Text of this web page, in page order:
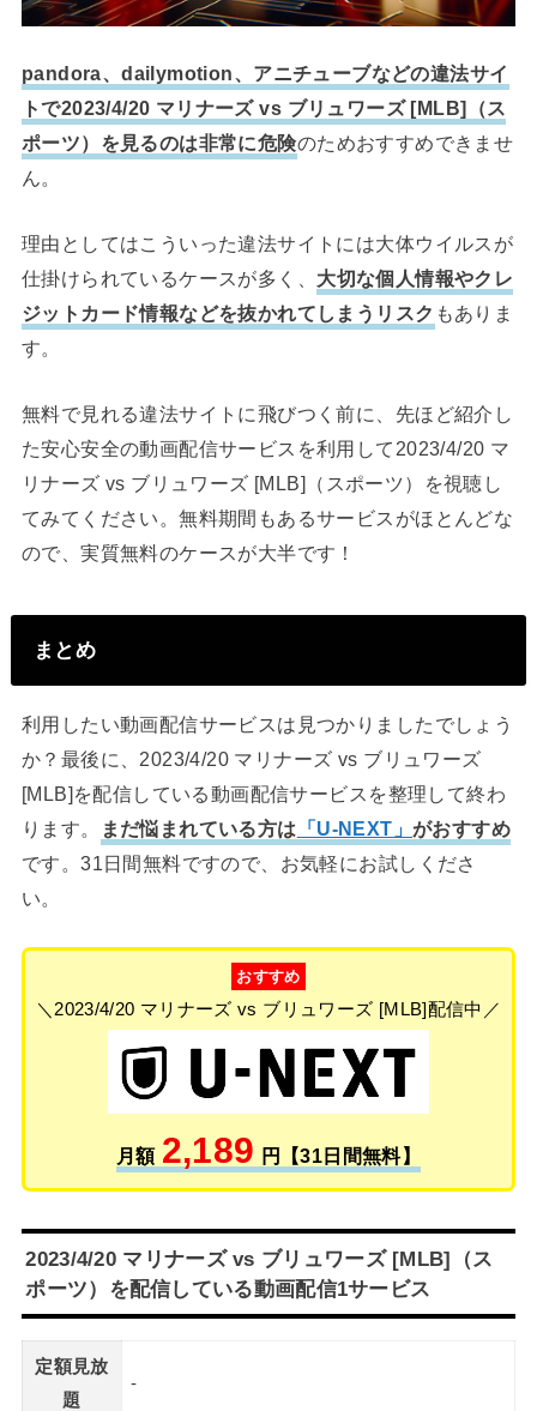
pandora、dailymotion、アニチューブなどの違法サイ
トで2023/4/20 マリナーズ vs ブリュワーズ [MLB]（ス
ポーツ）を見るのは非常に危険のためおすすめできませ
ん。
理由としてはこういった違法サイトには大体ウイルスが
仕掛けられているケースが多く、 大切な個人情報やクレ
ジットカード情報などを抜かれてしまうリスク もありま
す。
無料で見れる違法サイトに飛びつく前に、先ほど紹介し
た安心安全の動画配信サービスを利用して2023/4/20 マ
リナーズ vs ブリュワーズ [MLB]（スポーツ）を視聴し
てみてください。無料期間もあるサービスがほとんどな
ので、実質無料のケースが大半です！
まとめ
利用したい動画配信サービスは見つかりましたでしょう
か？最後に、2023/4/20 マリナーズ vs ブリュワーズ
[MLB]を配信している動画配信サービスを整理して終わ
ります。
まだ悩まれている方は 「U-NEXT」 がおすすめ
です。31日間無料ですので、お気軽にお試しくださ
い。
おすすめ
＼2023/4/20 マリナーズ vs ブリュワーズ [MLB]配信中／
月額 2,189 円【31日間無料】
2023/4/20 マリナーズ vs ブリュワーズ [MLB]（ス
ポーツ）を配信している動画配信1サービス
定額見放
題
-